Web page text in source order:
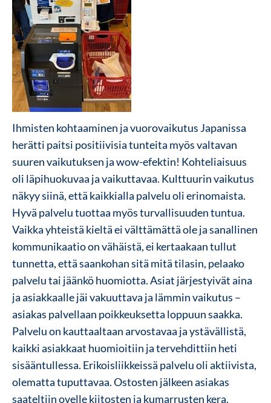
Ihmisten kohtaaminen ja vuorovaikutus Japanissa
herätti paitsi positiivisia tunteita myös valtavan
suuren vaikutuksen ja wow-efektin! Kohteliaisuus
oli läpihuokuvaa ja vaikuttavaa. Kulttuurin vaikutus
näkyy siinä, että kaikkialla palvelu oli erinomaista.
Hyvä palvelu tuottaa myös turvallisuuden tuntua.
Vaikka yhteistä kieltä ei välttämättä ole ja sanallinen
kommunikaatio on vähäistä, ei kertaakaan tullut
tunnetta, että saankohan sitä mitä tilasin, pelaako
palvelu tai jäänkö huomiotta. Asiat järjestyivät aina
ja asiakkaalle jäi vakuuttava ja lämmin vaikutus –
asiakas palvellaan poikkeuksetta loppuun saakka.
Palvelu on kauttaaltaan arvostavaa ja ystävällistä,
kaikki asiakkaat huomioitiin ja tervehdittiin heti
sisääntullessa. Erikoisliikkeissä palvelu oli aktiivista,
olematta tuputtavaa. Ostosten jälkeen asiakas
saateltiin ovelle kiitosten ja kumarrusten kera.